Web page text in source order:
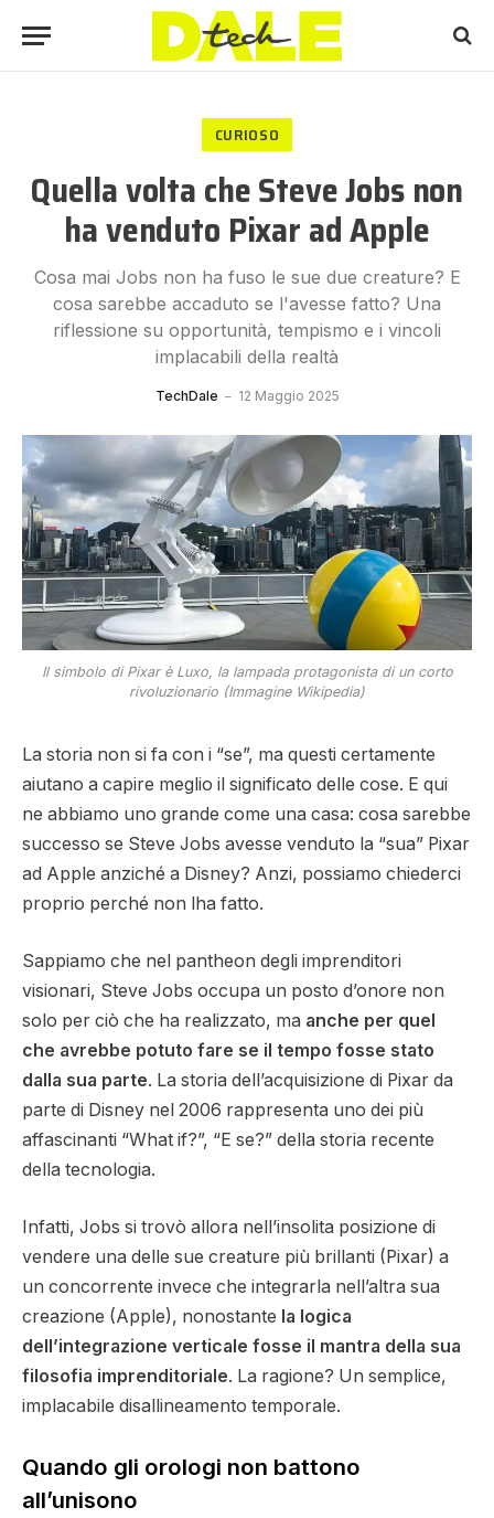
CURIOSO
Quella volta che Steve Jobs non
ha venduto Pixar ad Apple
Cosa mai Jobs non ha fuso le sue due creature? E
cosa sarebbe accaduto se l'avesse fatto? Una
riflessione su opportunità, tempismo e i vincoli
implacabili della realtà
TechDale 12 Maggio 2025
Il simbolo di Pixar è Luxo, la lampada protagonista di un corto
rivoluzionario (Immagine Wikipedia)
La storia non si fa con i “se”, ma questi certamente
aiutano a capire meglio il significato delle cose. E qui
ne abbiamo uno grande come una casa: cosa sarebbe
successo se Steve Jobs avesse venduto la “sua” Pixar
ad Apple anziché a Disney? Anzi, possiamo chiederci
proprio perché non lha fatto.
Sappiamo che nel pantheon degli imprenditori
visionari, Steve Jobs occupa un posto d’onore non
solo per ciò che ha realizzato, ma anche per quel
che avrebbe potuto fare se il tempo fosse stato
dalla sua parte. La storia dell’acquisizione di Pixar da
parte di Disney nel 2006 rappresenta uno dei più
affascinanti “What if?”, “E se?” della storia recente
della tecnologia.
Infatti, Jobs si trovò allora nell’insolita posizione di
vendere una delle sue creature più brillanti (Pixar) a
un concorrente invece che integrarla nell’altra sua
creazione (Apple), nonostante la logica
dell’integrazione verticale fosse il mantra della sua
filosofia imprenditoriale. La ragione? Un semplice,
implacabile disallineamento temporale.
Quando gli orologi non battono
all’unisono